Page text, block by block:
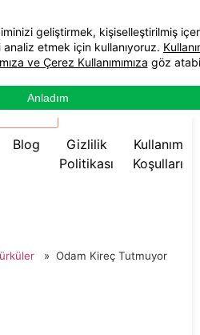
Menü
Blog
Gizlilik
Politikası
Kullanım
Koşulları
» Odam Kireç Tutmuyor